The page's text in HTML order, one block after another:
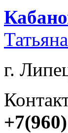
г.